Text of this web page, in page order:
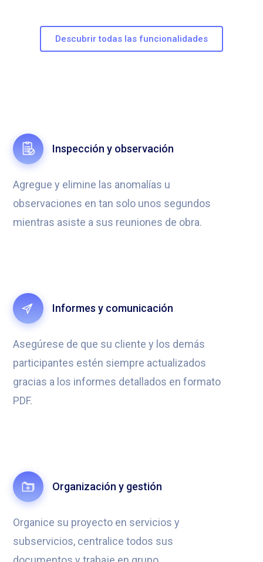
Descubrir todas las funcionalidades
Inspección y observación
Agregue y elimine las anomalías u
observaciones en tan solo unos segundos
mientras asiste a sus reuniones de obra.
Informes y comunicación
Asegúrese de que su cliente y los demás
participantes estén siempre actualizados
gracias a los informes detallados en formato
PDF.
Organización y gestión
Organice su proyecto en servicios y
subservicios, centralice todos sus